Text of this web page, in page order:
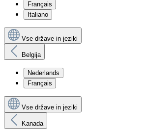
Français
Italiano
Vse države in jeziki
Belgija
Nederlands
Français
Vse države in jeziki
Kanada